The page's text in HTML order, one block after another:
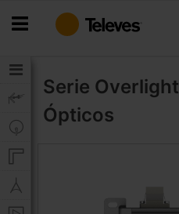
al
Serie Overlight
Ópticos